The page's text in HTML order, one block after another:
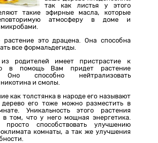
так как листья у этого
такие эфирные масла, которые
атмосферу в доме и
это драцена. Она способна
все формальдегиды.
родителей имеет пристрастие к
в помощь Вам придет растение
Оно способно нейтрализовать
и смолы.
как толстянка в народе его называют
его тоже можно разместить в
Уникальность этого растения
в том, что у него мощная энергетика.
способствовать улучшению
комнаты, а так же улучшения